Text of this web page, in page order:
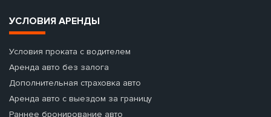
УСЛОВИЯ АРЕНДЫ
Условия проката с водителем
Аренда авто без залога
Дополнительная страховка авто
Аренда авто с выездом за границу
Раннее бронирование авто